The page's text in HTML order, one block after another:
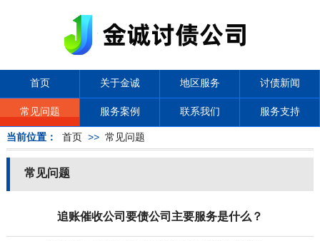
首页 关于金诚 地区服务 讨债新闻
常见问题 服务案例 联系我们 服务支持
当前位置： 首页 >> 常见问题
常见问题
追账催收公司要债公司主要服务是什么？